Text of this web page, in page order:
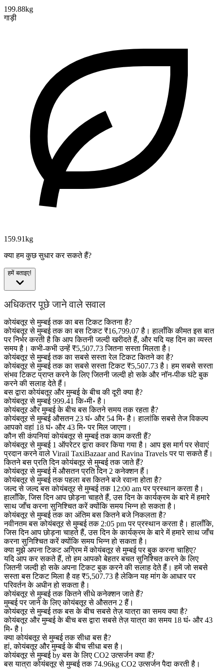
199.88kg
गाड़ी
159.91kg
क्या हम कुछ सुधार कर सकते हैं?
हमें बताइए!
अधिकतर पूछे जाने वाले सवाल
कोयंबतूर से मुम्बई तक का बस टिकट कितना है?
कोयंबतूर से मुम्बई तक का बस टिकट ₹16,799.07 है। हालाँकि कीमत इस बात
पर निर्भर करती है कि आप कितनी जल्दी खरीदते हैं, और यदि यह दिन का व्यस्त
समय है। कभी-कभी उन्हें ₹5,507.73 जितना सस्ता मिलता है।
कोयंबतूर से मुम्बई तक का सबसे सस्ता रेल टिकट कितने का है?
कोयंबतूर से मुम्बई तक का सबसे सस्ता टिकट ₹5,507.73 है। हम सबसे सस्ता
संभव टिकट प्राप्त करने के लिए जितनी जल्दी हो सके और नॉन-पीक घंटे बुक
करने की सलाह देते हैं।
बस द्वारा कोयंबतूर और मुम्बई के बीच की दूरी क्या है?
कोयंबतूर से मुम्बई 999.41 कि॰मी॰ है।
कोयंबतूर और मुम्बई के बीच बस कितने समय तक रहता है?
कोयंबतूर से मुम्बई औसतन 23 घं॰ और 54 मि॰ है। हालांकि सबसे तेज विकल्प
आपको वहां 18 घं॰ और 43 मि॰ पर मिल जाएगा।
कौन सी कंपनियां कोयंबतूर से मुम्बई तक काम करती हैं?
कोयंबतूर से मुम्बई 1 ऑपरेटर द्वारा कवर किया गया है। आप इस मार्ग पर सेवाएं
प्रदान करने वाले Virail TaxiBazaar and Ravina Travels पर पा सकते हैं।
कितने बस प्रति दिन कोयंबतूर से मुम्बई तक जाते हैं?
कोयंबतूर से मुम्बई में औसतन प्रति दिन 2 कनेक्शन हैं।
कोयंबतूर से मुम्बई तक पहला बस कितने बजे रवाना होता है?
जल्द से जल्द बस कोयंबतूर से मुम्बई तक 12:00 am पर प्रस्थान करता है।
हालाँकि, जिस दिन आप छोड़ना चाहते हैं, उस दिन के कार्यक्रम के बारे में हमारे
साथ जाँच करना सुनिश्चित करें क्योंकि समय भिन्न हो सकता है।
कोयंबतूर से मुम्बई तक का अंतिम बस कितने बजे निकलता है?
नवीनतम बस कोयंबतूर से मुम्बई तक 2:05 pm पर प्रस्थान करता है। हालाँकि,
जिस दिन आप छोड़ना चाहते हैं, उस दिन के कार्यक्रम के बारे में हमारे साथ जाँच
करना सुनिश्चित करें क्योंकि समय भिन्न हो सकता है।
क्या मुझे अपना टिकट अग्रिम में कोयंबतूर से मुम्बई पर बुक करना चाहिए?
यदि आप कर सकते हैं, तो हम आपको बेहतर बचत सुनिश्चित करने के लिए
जितनी जल्दी हो सके अपना टिकट बुक करने की सलाह देते हैं। हमें जो सबसे
सस्ता बस टिकट मिला है वह ₹5,507.73 है लेकिन यह मांग के आधार पर
परिवर्तन के अधीन हो सकता है।
कोयंबतूर से मुम्बई तक कितने सीधे कनेक्शन जाते हैं?
मुम्बई पर जाने के लिए कोयंबतूर से औसतन 2 हैं।
कोयंबतूर से मुम्बई तक बस के बीच सबसे तेज़ यात्रा का समय क्या है?
कोयंबतूर और मुम्बई के बीच बस द्वारा सबसे तेज़ यात्रा का समय 18 घं॰ और 43
मि॰ है।
क्या कोयंबतूर से मुम्बई तक सीधा बस है?
हां, कोयंबतूर और मुम्बई के बीच सीधा बस है।
कोयंबतूर से मुम्बई by बस के लिए CO2 उत्सर्जन क्या हैं?
बस यात्रा कोयंबतूर से मुम्बई तक 74.96kg CO2 उत्सर्जन पैदा करती है।